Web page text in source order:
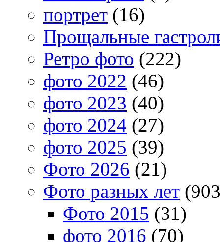
портрет (16)
Прощальные
Ретро фото (222)
фото 2022 (46)
фото 2023 (40)
фото 2024 (27)
фото 2025 (39)
Фото 2026 (21)
Фото разных лет
Фото 2015 (31)
фото 2016 (70)